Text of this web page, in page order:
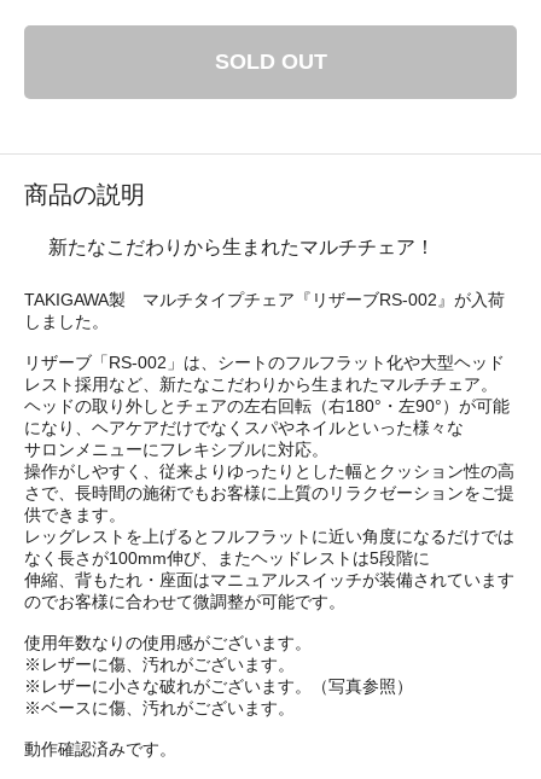
SOLD OUT
商品の説明
新たなこだわりから生まれたマルチチェア！
TAKIGAWA製 マルチタイプチェア『リザーブRS-002』が入荷
しました。
リザーブ「RS-002」は、シートのフルフラット化や大型ヘッド
レスト採用など、新たなこだわりから生まれたマルチチェア。
ヘッドの取り外しとチェアの左右回転（右180°・左90°）が可能
になり、ヘアケアだけでなくスパやネイルといった様々な
サロンメニューにフレキシブルに対応。
操作がしやすく、従来よりゆったりとした幅とクッション性の高
さで、長時間の施術でもお客様に上質のリラクゼーションをご提
供できます。
レッグレストを上げるとフルフラットに近い角度になるだけでは
なく長さが100mm伸び、またヘッドレストは5段階に
伸縮、背もたれ・座面はマニュアルスイッチが装備されています
のでお客様に合わせて微調整が可能です。
使用年数なりの使用感がございます。
※レザーに傷、汚れがございます。
※レザーに小さな破れがございます。（写真参照）
※ベースに傷、汚れがございます。
動作確認済みです。